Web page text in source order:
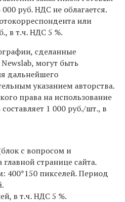
руб. НДС не облагается.
или
в т.ч. НДС 5 %.
сделанные
могут быть
дальнейшего
указанием авторства.
права на использование
1 000 руб./шт., в
с вопросом и
странице сайта.
400*150 пикселей. Период
в т.ч. НДС 5 %.